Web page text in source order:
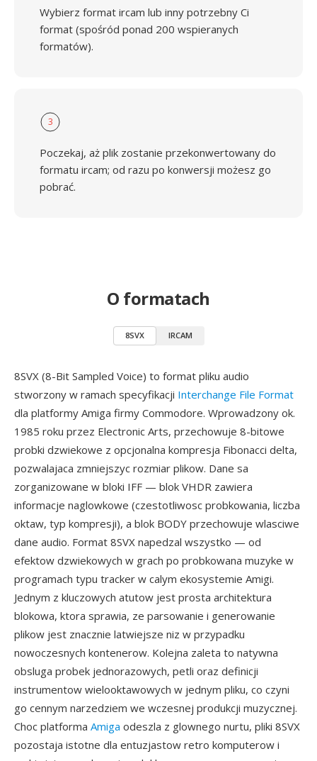
Wybierz format ircam lub inny potrzebny Ci
format (spośród ponad 200 wspieranych
formatów).
3
Poczekaj, aż plik zostanie przekonwertowany do
formatu ircam; od razu po konwersji możesz go
pobrać.
O formatach
8SVX IRCAM
8SVX (8-Bit Sampled Voice) to format pliku audio
stworzony w ramach specyfikacji Interchange File Format
dla platformy Amiga firmy Commodore. Wprowadzony ok.
1985 roku przez Electronic Arts, przechowuje 8-bitowe
probki dzwiekowe z opcjonalna kompresja Fibonacci delta,
pozwalajaca zmniejszyc rozmiar plikow. Dane sa
zorganizowane w bloki IFF — blok VHDR zawiera
informacje naglowkowe (czestotliwosc probkowania, liczba
oktaw, typ kompresji), a blok BODY przechowuje wlasciwe
dane audio. Format 8SVX napedzal wszystko — od
efektow dzwiekowych w grach po probkowana muzyke w
programach typu tracker w calym ekosystemie Amigi.
Jednym z kluczowych atutow jest prosta architektura
blokowa, ktora sprawia, ze parsowanie i generowanie
plikow jest znacznie latwiejsze niz w przypadku
nowoczesnych kontenerow. Kolejna zaleta to natywna
obsluga probek jednorazowych, petli oraz definicji
instrumentow wielooktawowych w jednym pliku, co czyni
go cennym narzedziem we wczesnej produkcji muzycznej.
Choc platforma Amiga odeszla z glownego nurtu, pliki 8SVX
pozostaja istotne dla entuzjastow retro komputerow i